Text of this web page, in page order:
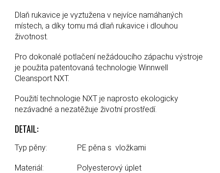
Dlaň rukavice je vyztužena v nejvíce namáhaných
místech, a díky tomu má dlaň rukavice i dlouhou
životnost.
Pro dokonalé potlačení nežádoucího zápachu výstroje
je použita patentovaná technologie Winnwell
Cleansport NXT.
Použití technologie NXT je naprosto ekologicky
nezávadné a nezatěžuje životní prostředí.
DETAIL:
Typ pěny: PE pěna s vložkami
Materiál: Polyesterový úplet